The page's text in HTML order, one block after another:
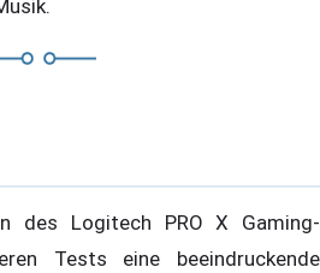
des Logitech PRO X Gaming-
Tests eine beeindruckende